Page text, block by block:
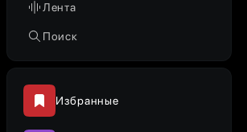
Лента
Поиск
Избранные